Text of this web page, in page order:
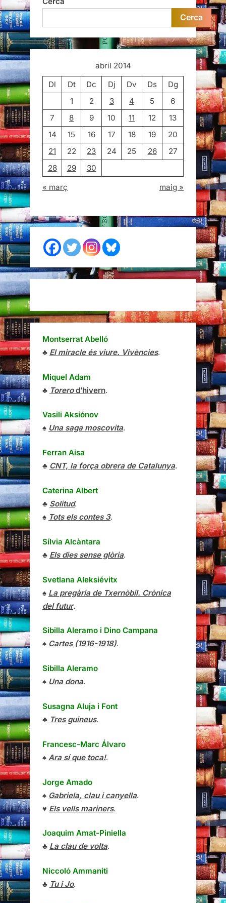
Cerca
abril 2014
Dl
Dt Dc Dj Dv Ds
Dg
1
2 3 4 5
6
7
8 9 10 11 12
13
14
15 16 17 18 19
20
21
22 23 24 25 26
27
28
29
30
« març
maig »
Montserrat Abelló
♣ El miracle és viure. Vivències.
Miquel Adam
♣ Torerod’hivern.
Vasili Aksiónov
♠ Una saga moscovita.
Ferran Aisa
♣ CNT, la força obrera de Catalunya.
Caterina Albert
♣ Solitud.
♠ Tots els contes 3.
Sílvia Alcàntara
♣ Els dies sense glòria.
Svetlana Aleksiévitx
♠ La pregària de Txernòbil. Crònica
del futur.
Sibilla Aleramo i Dino Campana
♠ Cartes (1916-1918).
Sibilla Aleramo
♠ Una dona.
Susagna Aluja i Font
♣ Tres guineus.
Francesc-Marc Álvaro
♠ Ara sí que toca!.
Jorge Amado
♠ Gabriela, clau i canyella.
♥ Els vells mariners.
Joaquim Amat-Piniella
♣ La clau de volta.
Niccoló Ammaniti
♣ Tu i Jo.